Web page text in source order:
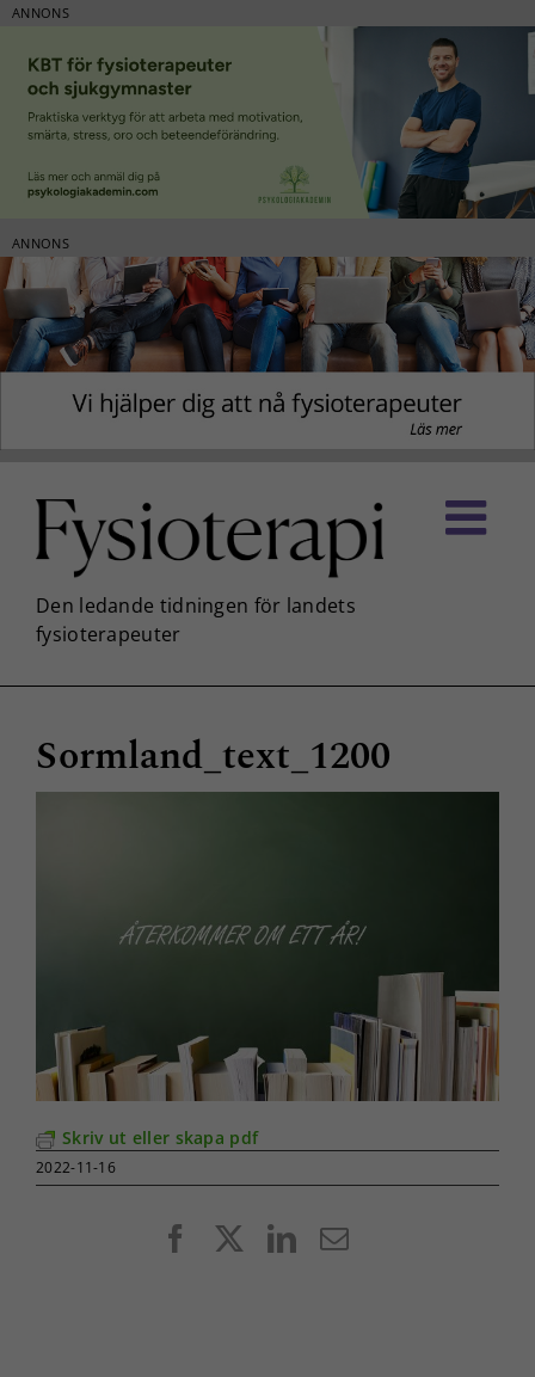
ANNONS
ANNONS
innehållet
Sormland_text_1200
Skriv ut eller skapa pdf
2022-11-16
FacebookLinkedIn
E-